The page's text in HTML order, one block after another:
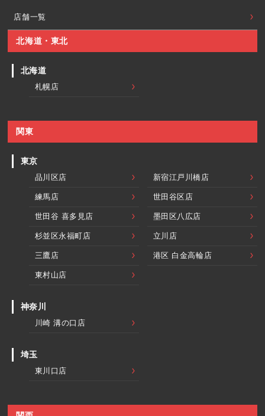
店舗一覧
北海道・東北
北海道
札幌店
関東
東京
品川区店 新宿江戸川橋店
練馬店 世田谷区店
世田谷 喜多見店 墨田区八広店
杉並区永福町店 立川店
三鷹店 港区 白金高輪店
東村山店
神奈川
川崎 溝の口店
埼玉
東川口店